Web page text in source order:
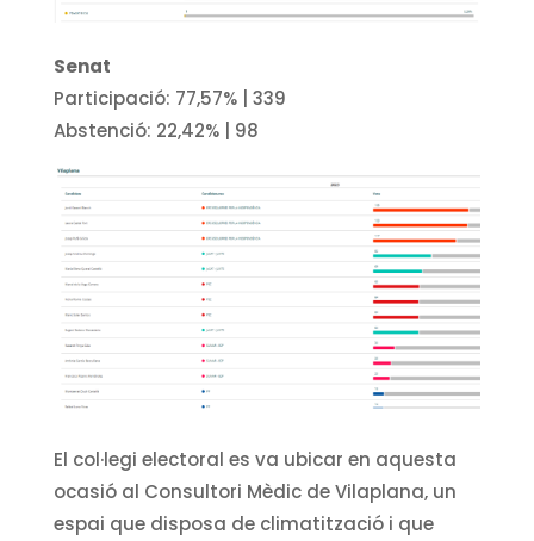
Senat
Participació: 77,57% | 339
Abstenció: 22,42% | 98
El col·legi electoral es va ubicar en aquesta
ocasió al Consultori Mèdic de Vilaplana, un
espai que disposa de climatització i que